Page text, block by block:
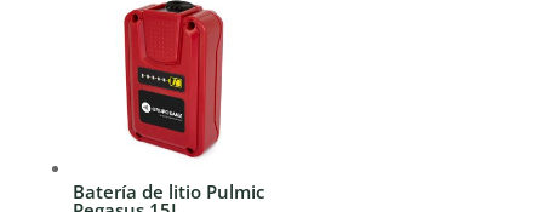
Batería de litio Pulmic